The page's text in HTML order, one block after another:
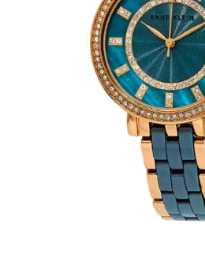
Авторизация
Каталог
Мужские часы
Женские часы
Скидки